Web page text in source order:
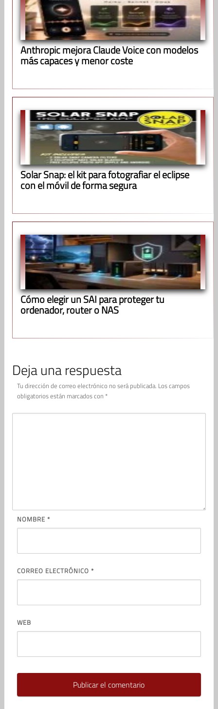
Anthropic mejora Claude Voice con modelos
más capaces y menor coste
Solar Snap: el kit para fotografiar el eclipse
con el móvil de forma segura
Cómo elegir un SAI para proteger tu
ordenador, router o NAS
Deja una respuesta
Tu dirección de correo electrónico no será publicada. Los campos
obligatorios están marcados con *
NOMBRE *
CORREO ELECTRÓNICO *
WEB